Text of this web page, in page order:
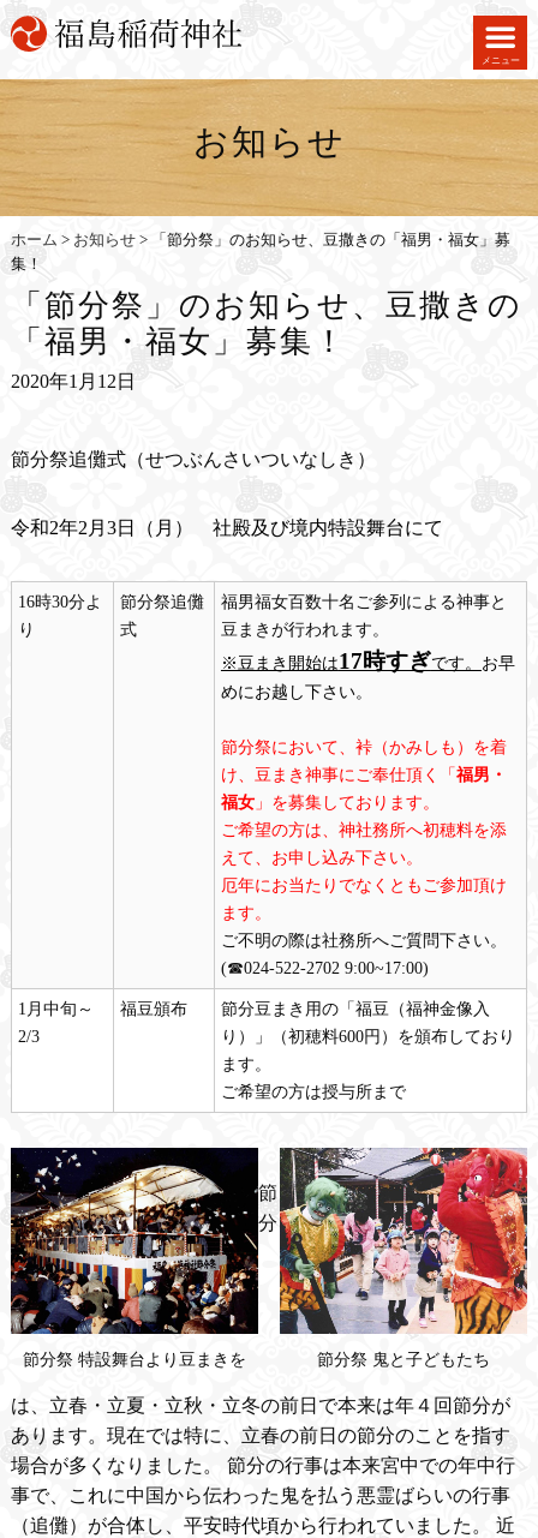
メニュー
お知らせ
ホーム > お知らせ>
「節分祭」のお知らせ、豆撒きの「福男・福女」募
集！
「節分祭」のお知らせ、豆撒きの
「福男・福女」募集！
2020年1月12日
節分祭追儺式（せつぶんさいついなしき）
令和2年2月3日（月） 社殿及び境内特設舞台にて
16時30分よ
り
節分祭追儺
式
福男福女百数十名ご参列による神事と
豆まきが行われます。
※豆まき開始は17時すぎです。 お早
めにお越し下さい。
節分祭において、裃（かみしも）を着
け、豆まき神事にご奉仕頂く「福男・
福女」を募集しております。
ご希望の方は、神社務所へ初穂料を添
えて、お申し込み下さい。
厄年にお当たりでなくともご参加頂け
ます。
ご不明の際は社務所へご質問下さい。
(☎024-522-2702 9:00~17:00)
1月中旬～
2/3
福豆頒布
節分豆まき用の「福豆（福神金像入
り）」（初穂料600円）を頒布しており
ます。
ご希望の方は授与所まで
節分祭 特設舞台より豆まきを 節分祭 鬼と子どもたち
節
分
は、立春・立夏・立秋・立冬の前日で本来は年４回節分が
あります。現在では特に、立春の前日の節分のことを指す
場合が多くなりました。
節分の行事は本来宮中での年中行
事で、これに中国から伝わった鬼を払う悪霊ばらいの行事
（追儺）が合体し、平安時代頃から行われていました。
近